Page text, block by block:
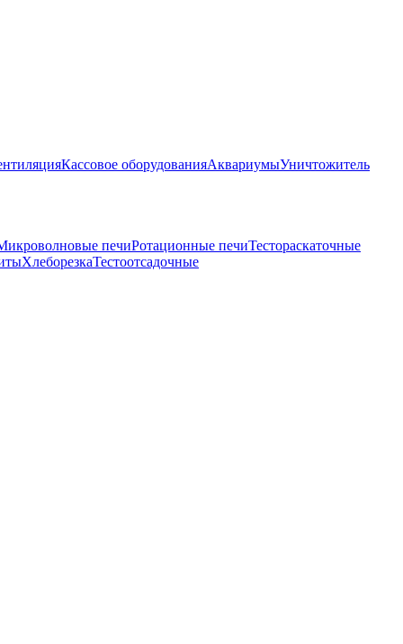
Кассовое оборудованияАквариумыУничтожитель
печиРотационные печиТестораскаточные
ХлеборезкаТестоотсадочные